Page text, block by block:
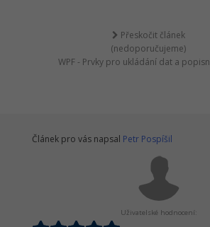
Přeskočit článek
(nedoporučujeme)
WPF - Prvky pro ukládání dat a
Článek pro vás napsal Petr Pospíšil
Uživatelské hodnocení: